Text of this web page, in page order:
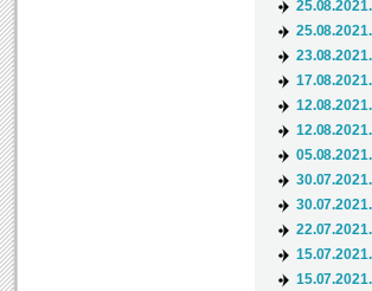
23.08.2021.
17.08.2021.
12.08.2021.
05.08.2021.
30.07.2021.
15.07.2021.